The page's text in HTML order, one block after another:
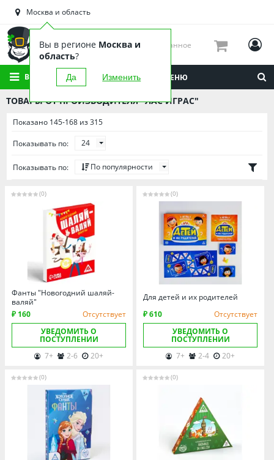
Башкортостан
Брянская область
Вологодская область
Воронежская область
Иркутская область
Кировская область
Краснодарский край
Красноярский край
Москва и область
Нижегородская область
Новосибирская область
Омская область
Оренбургская область
Пензенская область
Пермский край
Ростовская область
Самарская область
Саратовская область
Свердловская область
Москва и область
Вы в регионе Москва и
область?
Да Изменить
Избранное
ВСЕ КАТЕГОРИИ МЕНЮ
ТОВАРЫ ОТ ПРОИЗВОДИТЕЛЯ "ЛАС ИГРАС"
Показано 145-168 из 315
Показывать по: 24
Показывать по: По популярности
(0)
Фанты "Новогодний шаляй-
валяй"
₽ 160
Отсутствует
УВЕДОМИТЬ О
ПОСТУПЛЕНИИ
7+
2-6 20+
(0)
Для детей и их родителей
₽ 610
Отсутствует
УВЕДОМИТЬ О
ПОСТУПЛЕНИИ
7+
2-4 20+
(0) (0)